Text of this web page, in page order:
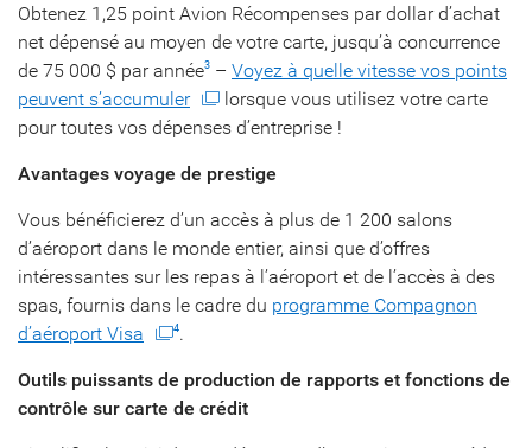
Obtenez 1,25 point Avion Récompenses par dollar d’achat
net dépensé au moyen de votre carte, jusqu’à concurrence
de 75 000 $ par année3 – Voyez à quelle vitesse vos points
peuvent s’accumuler
lorsque vous utilisez votre carte
pour toutes vos dépenses d’entreprise !
Avantages voyage de prestige
Vous bénéficierez d’un accès à plus de 1 200 salons
d’aéroport dans le monde entier, ainsi que d’offres
intéressantes sur les repas à l’aéroport et de l’accès à des
spas, fournis dans le cadre du programme Compagnon
d’aéroport Visa
4.
Outils puissants de production de rapports et fonctions de
contrôle sur carte de crédit